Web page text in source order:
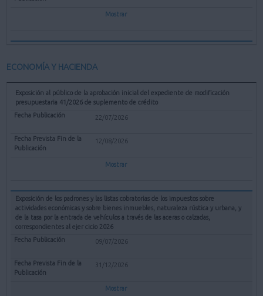
Mostrar
ECONOMÍA Y HACIENDA
Exposición al público de la aprobación inicial del expediente de modificación
presupuestaria 41/2026 de suplemento de crédito
22/07/2026
12/08/2026
Mostrar
Exposición de los padrones y las listas cobratorias de los impuestos sobre
actividades económicas y sobre bienes inmuebles, naturaleza rústica y urbana, y
de la tasa por la entrada de vehículos a través de las aceras o calzadas,
correspondientes al ejer cicio 2026
09/07/2026
31/12/2026
Mostrar